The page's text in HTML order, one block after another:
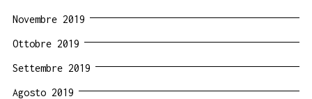
Novembre 2019
Ottobre 2019
Settembre 2019
Agosto 2019